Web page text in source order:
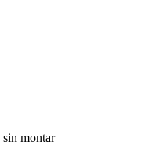
montar